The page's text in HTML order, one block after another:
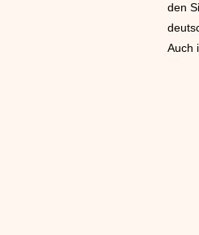
den
Auch